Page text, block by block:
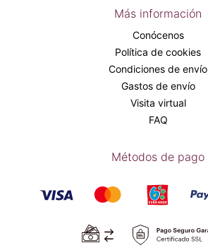
Más información
Conócenos
Política de cookies
Condiciones de envío
Gastos de envío
Visita virtual
FAQ
Métodos de pago